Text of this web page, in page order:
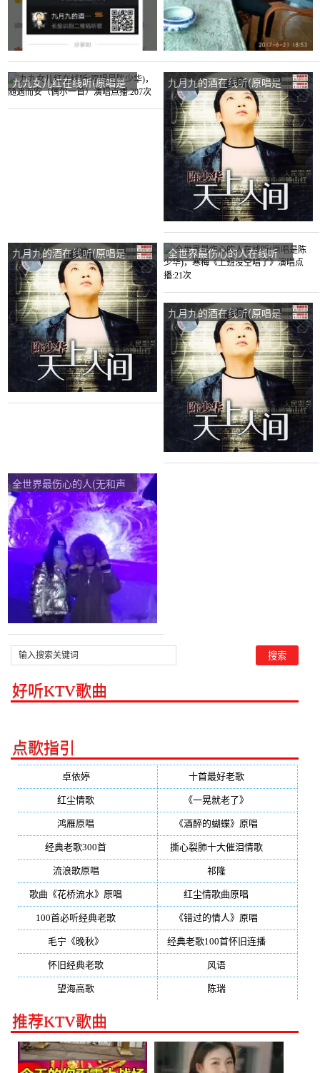
九九女儿红在线听(原唱是
陈少华)，随遇而安（偶尔
九月九的酒在线听(原唱是
陈少华)，花开花落演唱点
播:12次
九月九的酒在线听(原唱是
陈少华)，非凡小樱桃演唱
点播:74次
全世界最伤心的人在线听
(原唱是陈少华)，寒梅《上
班没空唱了》演唱点播:21
次
九月九的酒在线听(原唱是
陈少华)，秃笔演唱点播:41
次
全世界最伤心的人(无和声
版)在线听(原唱是陈少华)，
民哥演唱点播:56次
好听KTV歌曲
点歌指引
卓依婷(350) 十首最好老歌(300)
红尘情歌 《一晃就老了》
鸿雁原唱 《酒醉的蝴蝶》原唱
经典老歌300首 撕心裂肺十大催泪情歌(195)
流浪歌原唱 祁隆(188)
歌曲《花桥流水》原唱 红尘情歌曲原唱
100首必听经典老歌 《错过的情人》原唱
毛宁《晚秋》 经典老歌100首怀旧连播(134)
怀旧经典老歌 风语(132)
望海高歌 陈瑞(128)
推荐KTV歌曲